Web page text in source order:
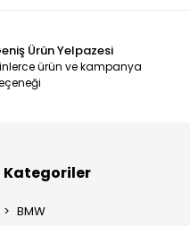
Ürün Yelpazesi
ürün ve kampanya
Kategoriler
BMW